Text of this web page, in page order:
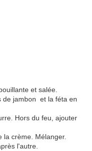
et salée.
de jambon et la féta en
Hors du feu, ajouter
la crème. Mélanger.
l'autre.